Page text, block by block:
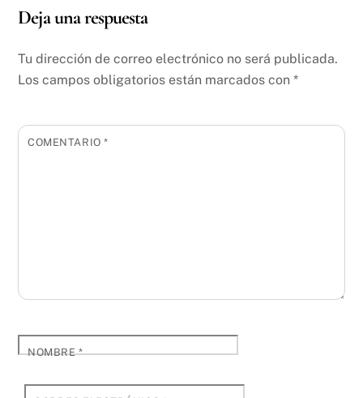
Deja una respuesta
Tu dirección de correo electrónico no será publicada.
Los campos obligatorios están marcados con*
COMENTARIO*
NOMBRE*